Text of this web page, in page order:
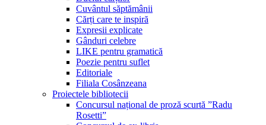
Cuvântul săptămânii
Cărți care te inspiră
Expresii explicate
Gânduri celebre
LIKE pentru gramatică
Poezie pentru suflet
Editoriale
Filiala Cosânzeana
Proiectele bibliotecii
Concursul național de proză scurtă ”Radu
Rosetti”